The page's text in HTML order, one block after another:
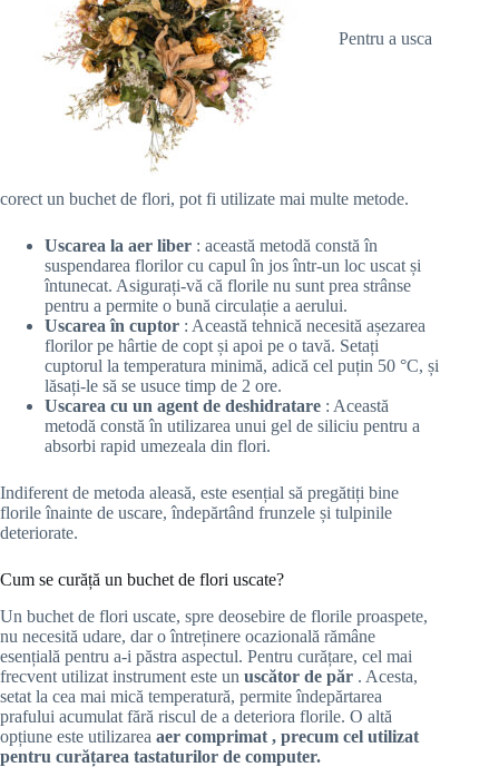
Pentru a usca
corect un buchet de flori, pot fi utilizate mai multe metode.
Uscarea la aer liber : această metodă constă în
suspendarea florilor cu capul în jos într-un loc uscat și
întunecat. Asigurați-vă că florile nu sunt prea strânse
pentru a permite o bună circulație a aerului.
Uscarea în cuptor : Această tehnică necesită așezarea
florilor pe hârtie de copt și apoi pe o tavă. Setați
cuptorul la temperatura minimă, adică cel puțin 50 °C, și
lăsați-le să se usuce timp de 2 ore.
Uscarea cu un agent de deshidratare : Această
metodă constă în utilizarea unui gel de siliciu pentru a
absorbi rapid umezeala din flori.
Indiferent de metoda aleasă, este esențial să pregătiți bine
florile înainte de uscare, îndepărtând frunzele și tulpinile
deteriorate.
Cum se curăță un buchet de flori uscate?
Un buchet de flori uscate, spre deosebire de florile proaspete,
nu necesită udare, dar o întreținere ocazională rămâne
esențială pentru a-i păstra aspectul. Pentru curățare, cel mai
frecvent utilizat instrument este un uscător de păr . Acesta,
setat la cea mai mică temperatură, permite îndepărtarea
prafului acumulat fără riscul de a deteriora florile. O altă
opțiune este utilizarea aer comprimat , precum cel utilizat
pentru curățarea tastaturilor de computer.